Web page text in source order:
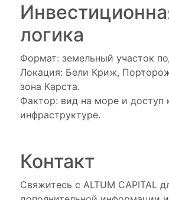
логика
Формат: земельный участок
Локация: Бели Криж,
зона Карста.
Фактор: вид на море и доступ
инфраструктуре.
Контакт
Свяжитесь с ALTUM CAPITAL